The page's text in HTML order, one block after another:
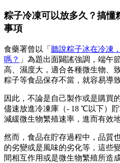
粽子冷凍可以放多久？搞懂
事項
食藥署曾以「 聽說粽子冰在冷凍
嗎？ 」為題出面闢謠強調，端午
高、濕度大，適合各種微生物、
粽子等食品保存不當，就容易導
因此，不論是自己製作或是購買
儘速放進冷凍庫（- 18 ℃以下）
減緩微生物繁殖速率，進而有效
然而，食品在貯存過程中，品質
的劣變或是風味的劣化等，這些
間相互作用或是微生物繁殖所造